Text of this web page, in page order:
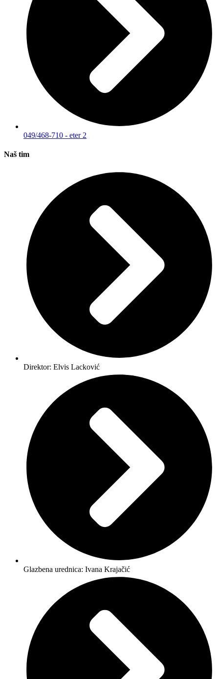
049/468-710 - eter 2
Naš tim
Direktor: Elvis Lacković
Glazbena urednica: Ivana Krajačić